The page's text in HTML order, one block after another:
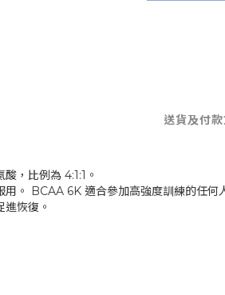
送貨及付
，比例為 4:1:1。
。 BCAA 6K 適合參加高強度訓練的任
恢復。